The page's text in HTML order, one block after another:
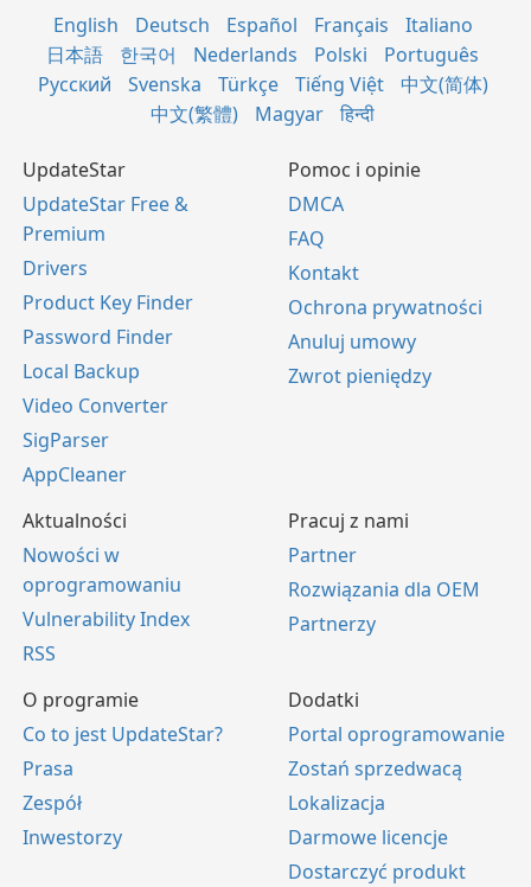
English Deutsch Español Français
Italiano
日本語
한국어 Nederlands Polski
Português
Русский
Svenska Türkçe Tiếng Việt
中文(简体)
中文(繁體)
Magyar हिन्दी
UpdateStar
UpdateStar Free &
Premium
Drivers
Product Key Finder
Password Finder
Local Backup
Video Converter
SigParser
AppCleaner
Pomoc i opinie
DMCA
FAQ
Kontakt
Ochrona prywatności
Anuluj umowy
Zwrot pieniędzy
Aktualności
Nowości w
oprogramowaniu
Vulnerability Index
RSS
Pracuj z nami
Partner
Rozwiązania dla OEM
Partnerzy
O programie
Co to jest UpdateStar?
Prasa
Zespół
Inwestorzy
Dodatki
Portal oprogramowanie
Zostań sprzedwacą
Lokalizacja
Darmowe licencje
Dostarczyć produkt